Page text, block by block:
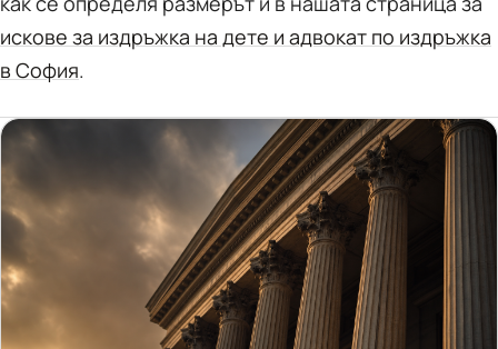
искове за издръжка на дете и адвокат по издръжка
в София.